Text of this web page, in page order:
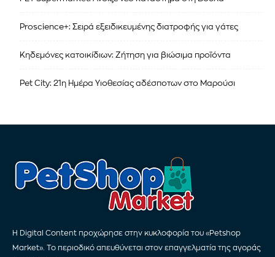
Proscience+: Σειρά εξειδικευμένης διατροφής για γάτες
Κηδεμόνες κατοικίδιων: Ζήτηση για βιώσιμα προϊόντα
Pet City: 21η Ημέρα Υιοθεσίας αδέσποτων στο Μαρούσι
Η Digital Content προχώρησε στην κυκλοφορία του «Petshop
Market». Το περιοδικό απευθύνεται στον επαγγελματία της αγοράς